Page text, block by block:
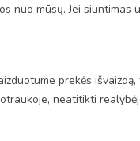
nuo mūsų. Jei siuntimas
prekės
neatitikti